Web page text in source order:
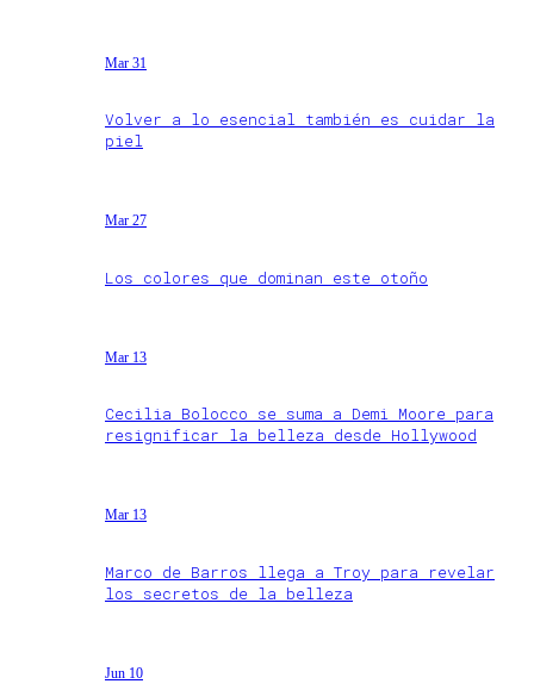
Mar 31
Volver a lo esencial también es cuidar la
piel
Mar 27
Los colores que dominan este otoño
Mar 13
Cecilia Bolocco se suma a Demi Moore para
resignificar la belleza desde Hollywood
Mar 13
Marco de Barros llega a Troy para revelar
los secretos de la belleza
Jun 10